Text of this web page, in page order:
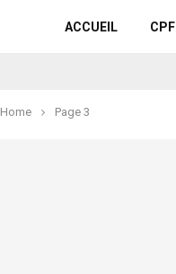
ACCUEIL CPF
Home Page 3